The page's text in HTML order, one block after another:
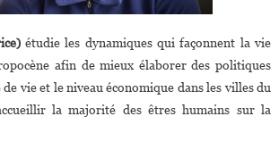
étudie les dynamiques qui façonnent la vie
afin de mieux élaborer des politiques
vie et le niveau économique dans les villes du
la majorité des êtres humains sur la